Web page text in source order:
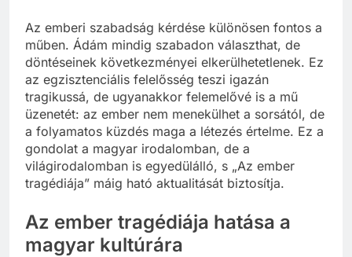
Az emberi szabadság kérdése különösen fontos a
műben. Ádám mindig szabadon választhat, de
döntéseinek következményei elkerülhetetlenek. Ez
az egzisztenciális felelősség teszi igazán
tragikussá, de ugyanakkor felemelővé is a mű
üzenetét: az ember nem menekülhet a sorsától, de
a folyamatos küzdés maga a létezés értelme. Ez a
gondolat a magyar irodalomban, de a
világirodalomban is egyedülálló, s „Az ember
tragédiája” máig ható aktualitását biztosítja.
Az ember tragédiája hatása a
magyar kultúrára